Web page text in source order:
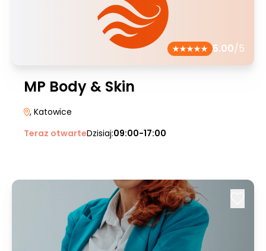
5.00/5
MP Body & Skin
, Katowice
Teraz otwarteDzisiaj:09:00-17:00